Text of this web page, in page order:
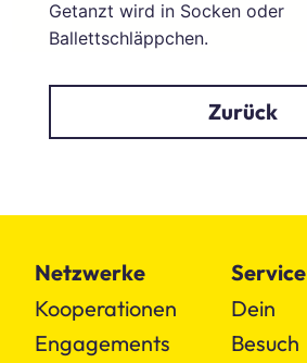
Getanzt wird in Socken oder
Ballettschläppchen.
Zurück
Netzwerke
Kooperationen
Engagements
Service
Dein
Besuch